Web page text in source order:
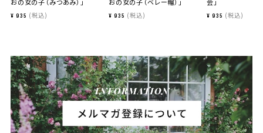
おの女の子（みつあみ）」
¥ 935 税込
おの女の子（ベレー帽）」
¥ 935 税込
会」
¥ 935 税込